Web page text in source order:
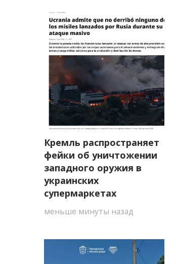
Кремль распространяет
фейки об уничтожении
западного оружия в
украинских
супермаркетах
меньше минуты назад